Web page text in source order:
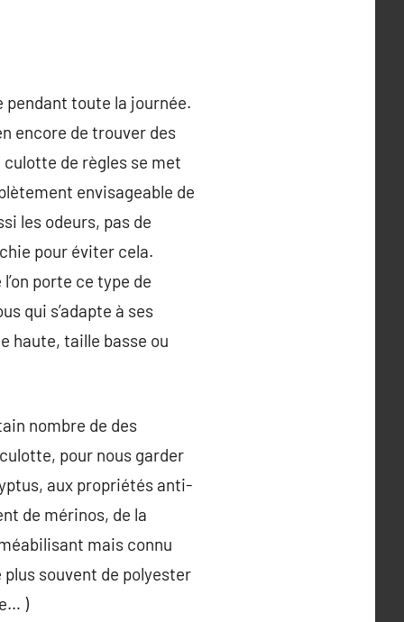
pendant toute la journée.
encore de trouver des
de règles se met
envisageable de
les odeurs, pas de
pour éviter cela.
porte ce type de
qui s’adapte à ses
haute, taille basse ou
nombre de des
pour nous garder
aux propriétés anti-
de mérinos, de la
mais connu
plus souvent de polyester
)